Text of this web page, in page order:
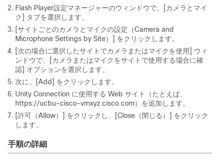
Flash Player設定マネージャーのウィンドウで、[カメラとマイ
ク] タブを選択します。
[サイトごとのカメラとマイクの設定（Camera and
Microphone Settings by Site）] をクリックします。
[次の場合に選択したサイトでカメラまたはマイクを使用] ウィ
ンドウで、[カメラまたはマイクをサイトで使用する場合に確
認] オプションを選択します。
次に、[Add] をクリックします。
Unity Connection に使用する Web サイト（たとえば、
https://ucbu-cisco-vmxyz.cisco.com）を追加します。
[許可（Allow）] をクリックし、[Close（閉じる）] をクリック
します。
手順の詳細